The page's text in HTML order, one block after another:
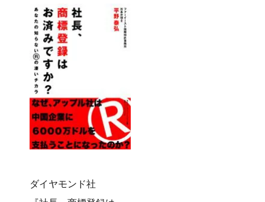
ダイヤモンド社